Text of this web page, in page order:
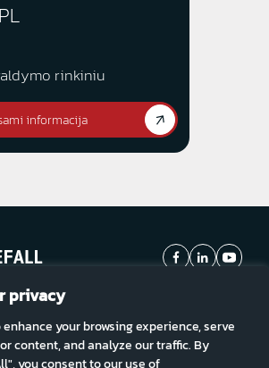
privacy
your browsing experience, serve
content, and analyze our traffic. By
you consent to our use of
rinkiniu
informacija
mūsų naujienas:
Prenumeruoti